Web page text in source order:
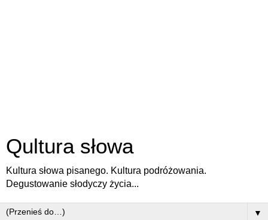
Qultura słowa
Kultura słowa pisanego. Kultura podróżowania.
Degustowanie słodyczy życia...
▼